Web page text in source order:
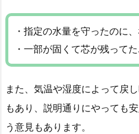
・指定の水量を守ったのに
・一部が固くて芯が残って
また、気温や湿度によって戻
もあり、説明通りにやっても
う意見もあります。